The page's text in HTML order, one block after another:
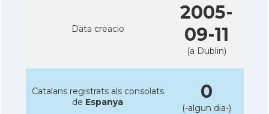
Data creacio
2005-
09-11
(a Dublin)
Catalans registrats als consolats
de Espanya 0
(-algun dia-)